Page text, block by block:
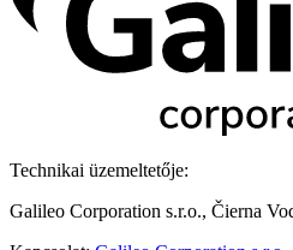
Technikai üzemeltetője:
Galileo Corporation s.r.o., Čierna